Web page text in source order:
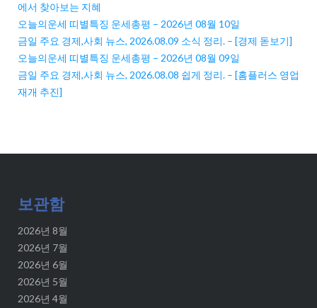
에서 찾아보는 지혜
오늘의운세 띠별특징 운세총평 – 2026년 08월 10일
금일 주요 경제,사회 뉴스, 2026.08.09 소식 정리. – [경제 돋보기]
오늘의운세 띠별특징 운세총평 – 2026년 08월 09일
금일 주요 경제,사회 뉴스, 2026.08.08 쉽게 정리. – [홈플러스 영업
재개 추진]
보관함
2026년 8월
2026년 7월
2026년 6월
2026년 5월
2026년 4월